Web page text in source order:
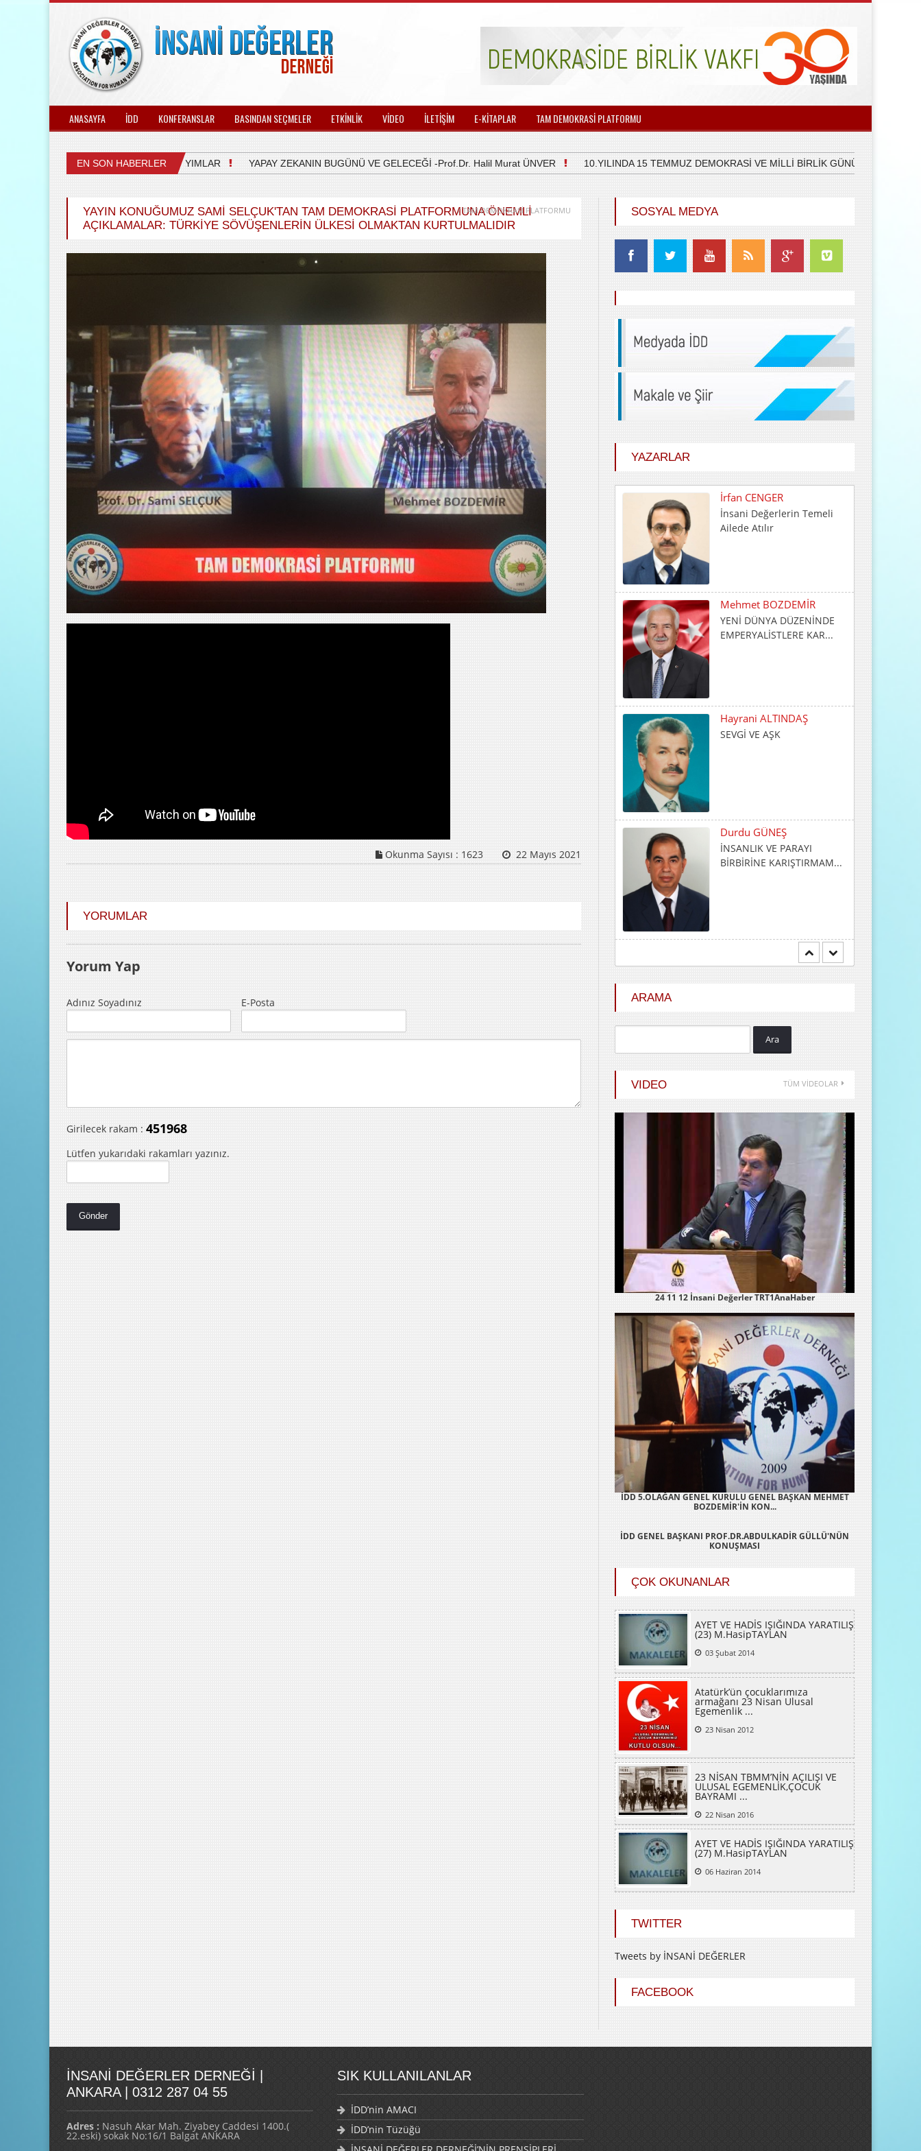
ANASAYFA İDD KONFERANSLAR BASINDAN SEÇMELER ETKİNLİK VİDEO İLETİŞİM E-KİTAPLAR TAM DEMOKRASİ PLATFORMU
EN SON HABERLER
GELECEĞİ ÜZERİNE VARSAYIMLAR YAPAY ZEKANIN BUGÜNÜ VE GELECEĞİ -Prof.Dr. Halil Murat ÜNVER 10.YILINDA 15 TEMMUZ DEMOKRASİ VE MİLLİ BİRLİK GÜNÜNDE
YAYIN KONUĞUMUZ SAMİ SELÇUK'TAN TAM DEMOKRASİ PLATFORMUNA ÖNEMLİ
AÇIKLAMALAR: TÜRKIYE SÖVÜŞENLERIN ÜLKESI OLMAKTAN KURTULMALIDIR
/ TAM DEMOKRASİ PLATFORMU
Okunma Sayısı : 1623 22 Mayıs 2021
YORUMLAR
Yorum Yap
Adınız Soyadınız E-Posta
Girilecek rakam : 451968
Lütfen yukarıdaki rakamları yazınız.
SOSYAL MEDYA
YAZARLAR
Mehmet BOZDEMİR
YENİ DÜNYA DÜZENİNDE
EMPERYALİSTLERE KAR...
Hayrani ALTINDAŞ
SEVGİ VE AŞK
Durdu GÜNEŞ
İNSANLIK VE PARAYI
Abdulkadir GÜLLÜ
Gençlik Varsa Yarın Var
Metin ÇINAR
Ara
24 11 12 İnsani Değerler TRT1AnaHaber
İDD 5.OLAĞAN GENEL KURULU GENEL BAŞKAN MEHMET
İDD GENEL BAŞKANI PROF.DR.ABDULKADİR GÜLLÜ'NÜN
AYET VE HADİS IŞIĞINDA YARATILIŞ
(23) M.HasipTAYLAN
Atatürk’ün çocuklarımıza
armağanı 23 Nisan Ulusal
Egemenlik ...
23 NİSAN TBMM’NİN AÇILIŞI VE
ULUSAL EGEMENLİK,ÇOCUK
BAYRAMI ...
22 Nisan 2016
AYET VE HADİS IŞIĞINDA YARATILIŞ
(27) M.HasipTAYLAN
İNSANI DEĞERLER DERNEĞI |
ANKARA | 0312 287 04 55
Adres : Nasuh Akar Mah. Ziyabey Caddesi 1400.(
SIK KULLANILANLAR
İDD’nin AMACI
İDD’nin Tüzüğü